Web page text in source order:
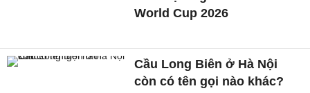
World Cup 2026
Cầu Long Biên ở Hà Nội
còn có tên gọi nào khác?